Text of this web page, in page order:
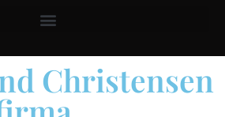
Christensen